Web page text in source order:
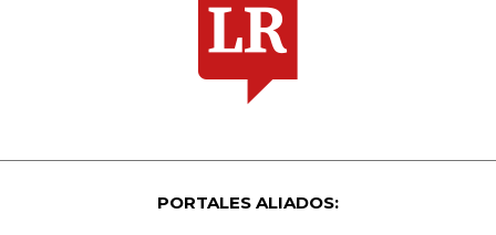
PORTALES ALIADOS: